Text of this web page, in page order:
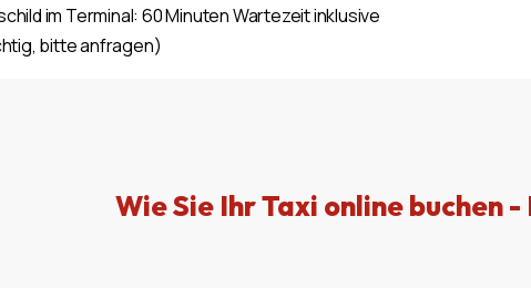
im Terminal: 60 Minuten Wartezeit inklusive
bitte anfragen)
Wie Sie Ihr Taxi online buchen